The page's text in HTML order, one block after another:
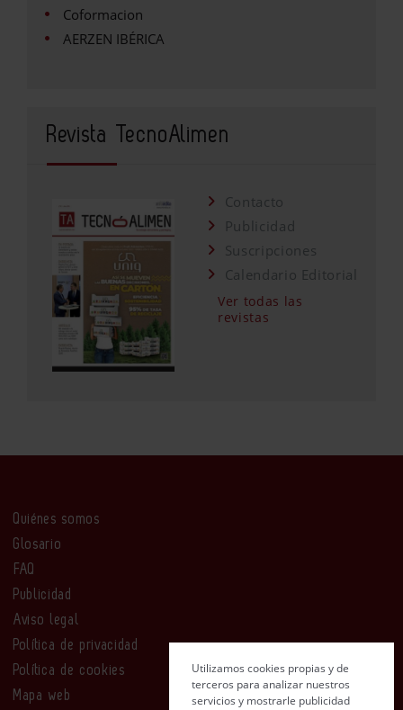
Coformacion
AERZEN IBÉRICA
Revista TecnoAlimen
Contacto
Publicidad
Suscripciones
Calendario Editorial
Ver todas las
revistas
Quiénes somos
Glosario
FAQ
Publicidad
Aviso legal
Política de privacidad
Política de cookies
Mapa web
Utilizamos cookies propias y de
terceros para analizar nuestros
servicios y mostrarle publicidad